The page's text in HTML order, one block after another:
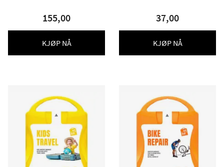
155,00
KJØP NÅ
37,00
KJØP NÅ